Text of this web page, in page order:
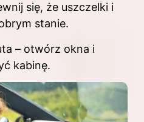
się, że uszczelki i
stanie.
– otwórz okna i
kabinę.